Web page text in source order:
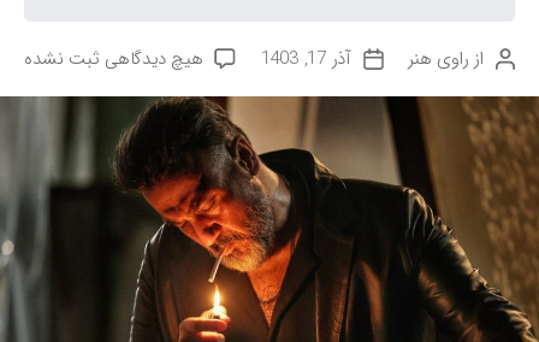
ن
ی
س
ن
د
ه
ن
و
ش
ت
از راوی هنر
ت
ر
ی
ن
ت
ه
آذر 17, 1403 هیچ دیدگاهی بثبت نشده